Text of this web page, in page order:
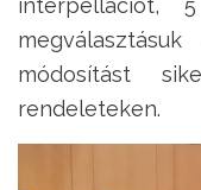
interpellációt,
módosítást
rendeleteken.